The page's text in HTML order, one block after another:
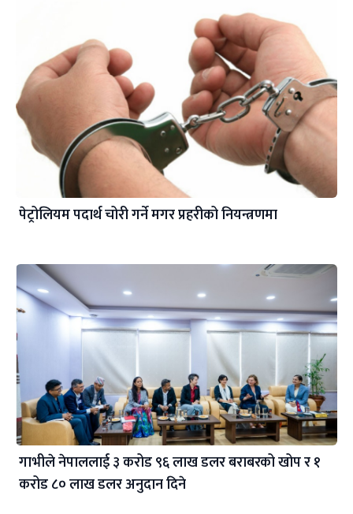
पेट्रोलियम पदार्थ चोरी गर्ने मगर प्रहरीको नियन्त्रणमा
गाभीले नेपाललाई ३ करोड ९६ लाख डलर बराबरको खोप र १
करोड ८० लाख डलर अनुदान दिने